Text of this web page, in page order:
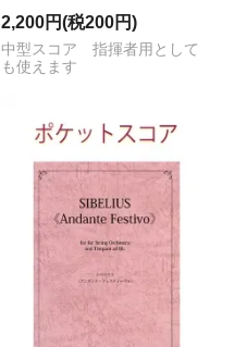
2,200円(税200円)
中型スコア 指揮者用として
も使えます